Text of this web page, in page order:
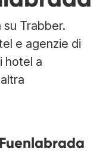
Trabber.
e agenzie di
hotel a